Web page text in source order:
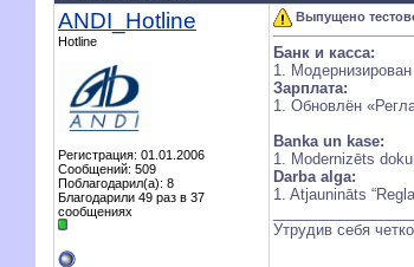
ANDI_Hotline
Hotline
Регистрация: 01.01.2006
Сообщений: 509
Поблагодарил(а): 8
Благодарили 49 раз в 37
сообщениях
Выпущено
Банк и касса:
1.
Зарплата:
1. Обновлён
Banka un kase:
1. Modernizēts
Darba alga:
1. Atjaunināts
Утрудив себя